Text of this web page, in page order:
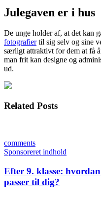
Julegaven er i hus
De unge holder af, at det kan
fotografiertil sig selv og sine
særligt attraktivt for dem at få
man frit kan designe og
ud.
Related Posts
comments
Sponsoreret indhold
Efter 9. klasse:
passer til dig?